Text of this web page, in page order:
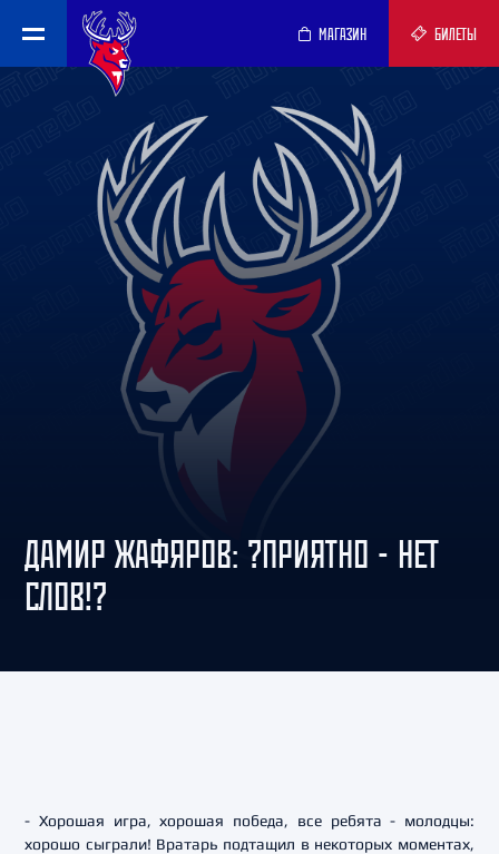
МАГАЗИН БИЛЕТЫ
ДАМИР ЖАФЯРОВ: ?ПРИЯТНО - НЕТ
СЛОВ!?
- Хорошая игра, хорошая победа, все ребята - молодцы:
хорошо сыграли! Вратарь подтащил в некоторых моментах,